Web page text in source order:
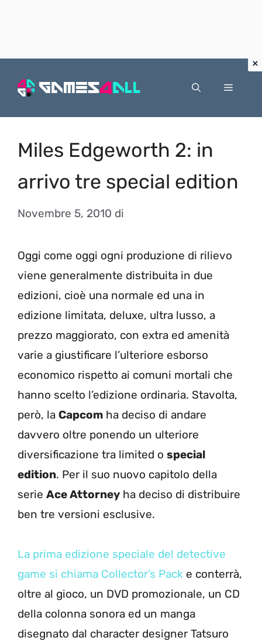
Menu
Miles Edgeworth 2: in
arrivo tre special edition
Novembre 5, 2010 di
Oggi come oggi ogni produzione di rilievo
viene generalmente distribuita in due
edizioni, cioè una normale ed una in
edizione limitata, deluxe, ultra lusso, a
prezzo maggiorato, con extra ed amenità
varie a giustificare l’ulteriore esborso
economico rispetto ai comuni mortali che
hanno scelto l’edizione ordinaria. Stavolta,
però, la Capcom ha deciso di andare
davvero oltre ponendo un ulteriore
diversificazione tra limited o special
edition. Per il suo nuovo capitolo della
serie Ace Attorney ha deciso di distribuire
ben tre versioni esclusive.
La prima edizione speciale del detective
game si chiama Collector’s Pack e conterrà,
oltre al gioco, un DVD promozionale, un CD
della colonna sonora ed un manga
disegnato dal character designer Tatsuro